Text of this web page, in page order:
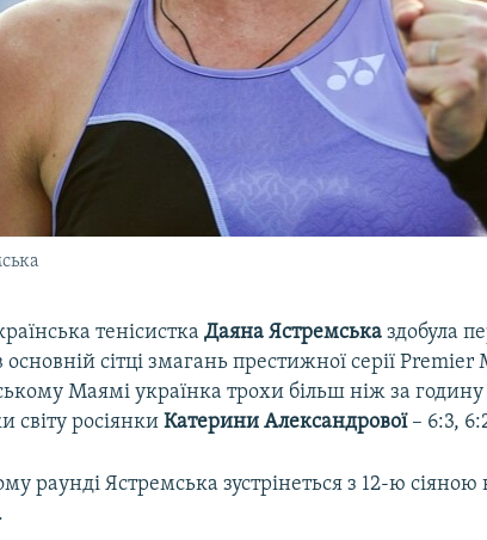
тенісисткаДаяна Ястремська здобула
сітці змагань престижної серії
Маямі українка трохи більш ніж за
світу росіянкиКатерини Александрової– 6:3,
раунді Ястремська зустрінеться з 12-ю